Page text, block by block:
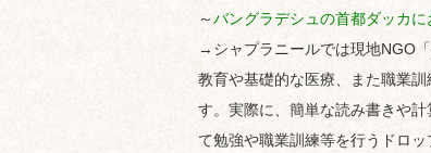
～バングラデシュの首都ダッカ
→シャプラニールでは現地NGO
教育や基礎的な医療、また職業
す。実際に、簡単な読み書きや
て勉強や職業訓練等を行うドロ